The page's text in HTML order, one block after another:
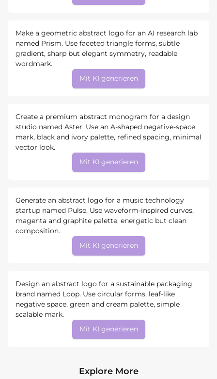
Make a geometric abstract logo for an AI research lab
named Prism. Use faceted triangle forms, subtle
gradient, sharp but elegant symmetry, readable
wordmark.
Mit KI generieren
Create a premium abstract monogram for a design
studio named Aster. Use an A-shaped negative-space
mark, black and ivory palette, refined spacing, minimal
vector look.
Mit KI generieren
Generate an abstract logo for a music technology
startup named Pulse. Use waveform-inspired curves,
magenta and graphite palette, energetic but clean
composition.
Mit KI generieren
Design an abstract logo for a sustainable packaging
brand named Loop. Use circular forms, leaf-like
negative space, green and cream palette, simple
scalable mark.
Mit KI generieren
Explore More